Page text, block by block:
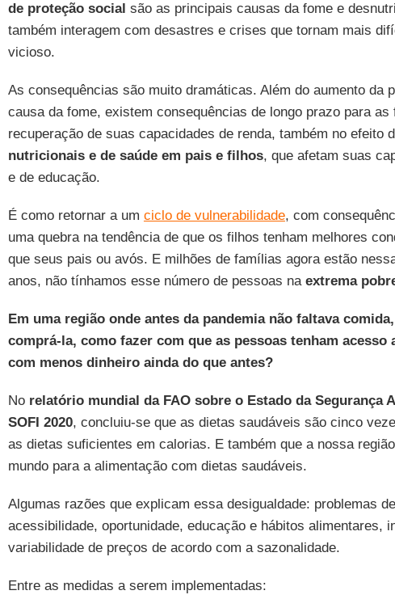
de proteção social são as principais causas da fome e
também interagem com desastres e crises que tornam mais
vicioso.
As consequências são muito dramáticas. Além do aumento da
causa da fome, existem consequências de longo prazo para as
recuperação de suas capacidades de renda, também no efeito
nutricionais e de saúde em pais e filhos, que afetam suas
e de educação.
É como retornar a um ciclo de vulnerabilidade, com
uma quebra na tendência de que os filhos tenham melhores
que seus pais ou avós. E milhões de famílias agora estão
anos, não tínhamos esse número de pessoas na extrema
Em uma região onde antes da pandemia não faltava
comprá-la, como fazer com que as pessoas tenham acesso
com menos dinheiro ainda do que antes?
No relatório mundial da FAO sobre o Estado da Segurança
SOFI 2020, concluiu-se que as dietas saudáveis são cinco
as dietas suficientes em calorias. E também que a nossa
mundo para a alimentação com dietas saudáveis.
Algumas razões que explicam essa desigualdade: problemas
acessibilidade, oportunidade, educação e hábitos alimentares,
variabilidade de preços de acordo com a sazonalidade.
Entre as medidas a serem implementadas: